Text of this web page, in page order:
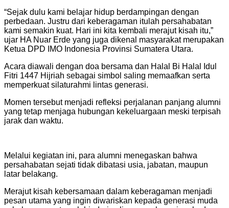
“Sejak dulu kami belajar hidup berdampingan dengan
perbedaan. Justru dari keberagaman itulah persahabatan
kami semakin kuat. Hari ini kita kembali merajut kisah itu,”
ujar HA Nuar Erde yang juga dikenal masyarakat merupakan
Ketua DPD IMO Indonesia Provinsi Sumatera Utara.
Acara diawali dengan doa bersama dan Halal Bi Halal Idul
Fitri 1447 Hijriah sebagai simbol saling memaafkan serta
memperkuat silaturahmi lintas generasi.
Momen tersebut menjadi refleksi perjalanan panjang alumni
yang tetap menjaga hubungan kekeluargaan meski terpisah
jarak dan waktu.
Melalui kegiatan ini, para alumni menegaskan bahwa
persahabatan sejati tidak dibatasi usia, jabatan, maupun
latar belakang.
Merajut kisah kebersamaan dalam keberagaman menjadi
pesan utama yang ingin diwariskan kepada generasi muda